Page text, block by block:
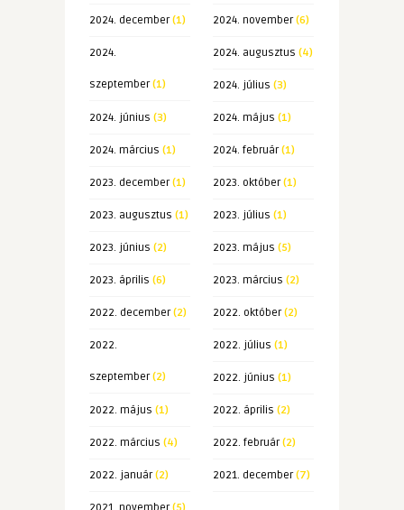
2024. december(1) 2024. november(6)
2024.
szeptember(1)
2024. augusztus (4)
2024. július (3)
2024. június (3) 2024. május (1)
2024. március (1) 2024. február(1)
2023. december(1) 2023. október(1)
2023. augusztus (1) 2023. július (1)
2023. június (2) 2023. május (5)
2023. április (6) 2023. március (2)
2022. december(2) 2022. október(2)
2022.
szeptember(2)
2022. július (1)
2022. június (1)
2022. május (1) 2022. április (2)
2022. március (4) 2022. február(2)
2022. január(2) 2021. december(7)